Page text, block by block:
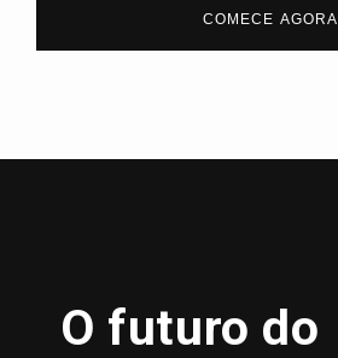
COMECE AGORA
O futuro do